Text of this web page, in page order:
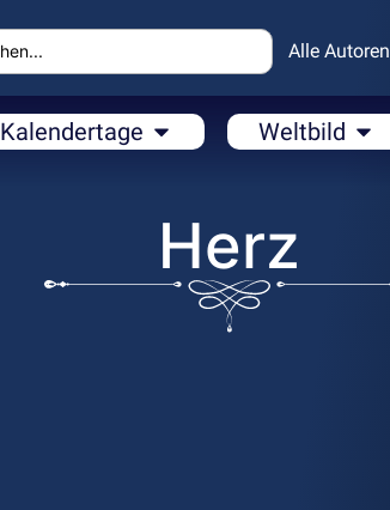
Alle Autoren
Kalendertage Weltbild
Herz